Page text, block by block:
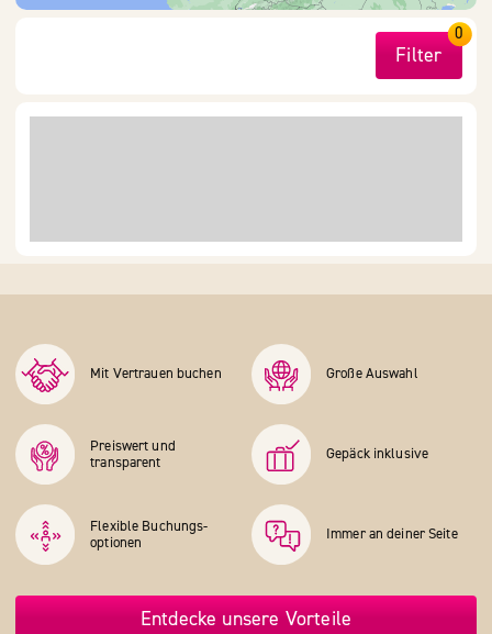
Filter
0
Mit Vertrauen buchen Große Auswahl
Preiswert und
transparent
Gepäck inklusive
Flexible Buchungs­
optionen
Immer an deiner Seite
Entdecke unsere Vorteile